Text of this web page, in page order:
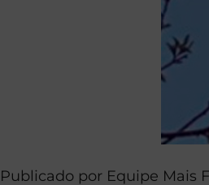
Publicado por Equipe Mais